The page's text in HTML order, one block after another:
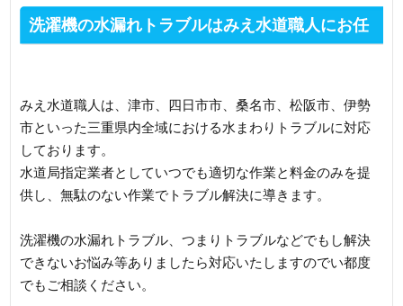
洗濯機の水漏れトラブルはみえ水道職人にお任
みえ水道職人は、津市、四日市市、桑名市、松阪市、伊勢
市といった三重県内全域における水まわりトラブルに対応
しております。
水道局指定業者としていつでも適切な作業と料金のみを提
供し、無駄のない作業でトラブル解決に導きます。
洗濯機の水漏れトラブル、つまりトラブルなどでもし解決
できないお悩み等ありましたら対応いたしますのでい都度
でもご相談ください。